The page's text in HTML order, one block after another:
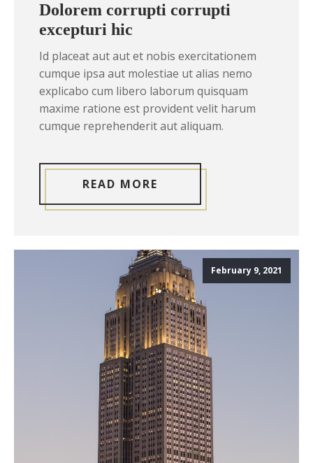
Dolorem corrupti corrupti
excepturi hic
Id placeat aut aut et nobis exercitationem
cumque ipsa aut molestiae ut alias nemo
explicabo cum libero laborum quisquam
maxime ratione est provident velit harum
cumque reprehenderit aut aliquam.
READ MORE
February 9, 2021